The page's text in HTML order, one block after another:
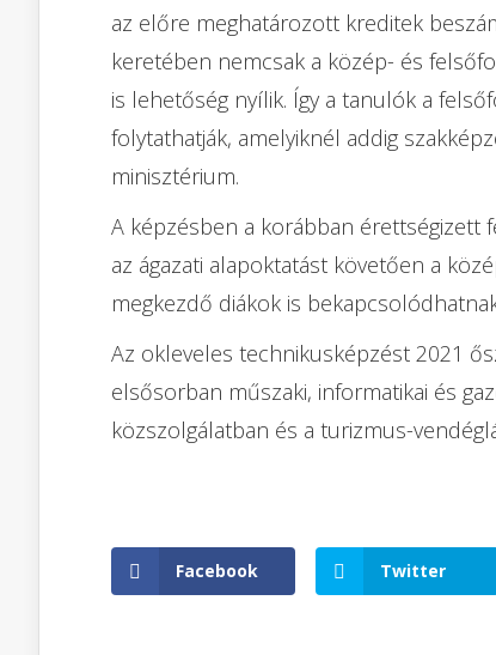
az előre meghatározott kreditek
keretében nemcsak a közép- és
is lehetőség nyílik. Így a tanulók a
folytathatják, amelyiknél addig
minisztérium.
A képzésben a korábban érettségizett
az ágazati alapoktatást követően a
megkezdő diákok is
Az okleveles technikusképzést 2021
elsősorban műszaki, informatikai és
közszolgálatban és a turizmus-
Facebook Twitter